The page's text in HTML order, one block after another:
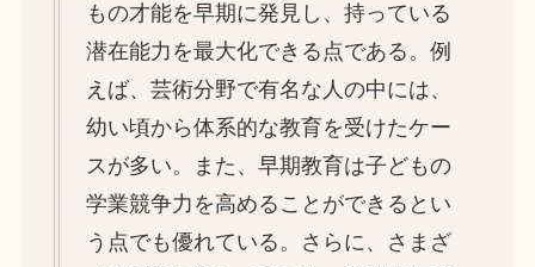
もの才能を早期に発見し、持っている
潜在能力を最大化できる点である。例
えば、芸術分野で有名な人の中には、
幼い頃から体系的な教育を受けたケー
スが多い。また、早期教育は子どもの
学業競争力を高めることができるとい
う点でも優れている。さらに、さまざ